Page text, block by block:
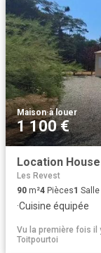
Maison·à louer
1 100 €
Location
Les Revest
90 m²4 Pièces1 Salle
·Cuisine équipée
Vu la première fois il
Toitpourtoi